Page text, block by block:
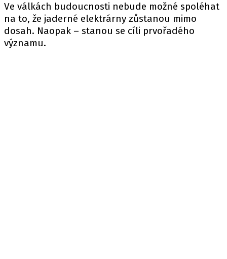
Ve válkách budoucnosti nebude možné spoléhat
na to, že jaderné elektrárny zůstanou mimo
dosah. Naopak – stanou se cíli prvořadého
významu.